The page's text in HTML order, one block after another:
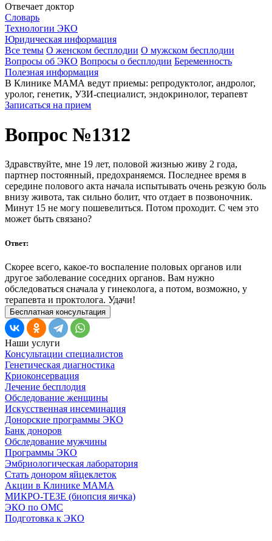
Отвечает доктор
Словарь
Технологии ЭКО
Юридическая информация
Все темы О женском бесплодии О мужском бесплодии
Вопросы об ЭКО Вопросы о бесплодии Беременность
Полезная информация
В Клинике МАМА ведут приемы: репродуктолог, андролог,
уролог, генетик, УЗИ-специалист, эндокринолог, терапевт
Записаться на прием
Вопрос №1312
Здравствуйте, мне 19 лет, половой жизнью живу 2 года,
партнер постоянный, предохраняемся. Последнее время в
середине полового акта начала испытывать очень резкую боль
внизу живота, так сильно болит, что отдает в позвоночник.
Минут 15 не могу пошевелиться. Потом проходит. С чем это
может быть связано?
Ответ:
Скорее всего, какое-то воспаление половых органов или
другое заболевание соседних органов. Вам нужно
обследоваться сначала у гинеколога, а потом, возможно, у
терапевта и проктолога. Удачи!
Бесплатная консультация
Наши услуги
Консультации специалистов
Генетическая диагностика
Криоконсервация
Лечение бесплодия
Обследование женщины
Искусственная инсеминация
Донорские программы ЭКО
Банк доноров
Обследование мужчины
Программы ЭКО
Эмбриологическая лаборатория
Стать донором яйцеклеток
Акции в Клинике МАМА
МИКРО-ТЕЗЕ (биопсия яичка)
ЭКО по ОМС
Подготовка к ЭКО